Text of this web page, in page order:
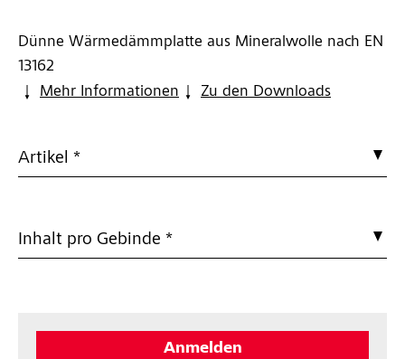
Dünne Wärmedämmplatte aus Mineralwolle nach EN
13162
Mehr Informationen
Zu den Downloads
Artikel *
Inhalt pro Gebinde *
Anmelden